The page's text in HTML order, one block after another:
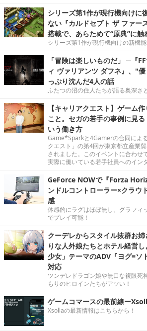
シリーズ第1作が現行機向けに
ない『カルドセプト ザ ファー
搭載で、あらためて“原典”に触
シリーズ第1作が現行機向けの新機
「冒険は楽しいものだ」 ─『
ィ ヴァリアンツ ダフネ』、"
っぷり沈んだ4人の話
ふたつの沼の住人たちが語る奥深さと
【キャリアクエスト】ゲーム
こと。セガの若手の事例に見
いう働き方
Game*Sparkと4Gamerの合同によ
クエスト」の第4回が東京都立産業
されました。このイベントに合わせ
実際に働いている若手社員へのイン
GeForce NOWで『Forza
ンドルコントローラー×クラウ
感
体感的にラグはほぼ無し。グラフィ
でプレイ可能！
クーデレからスタイル抜群お
りな人外娘たちとホテル経営
少女」テーマのADV『ヨグ=ソ
対応
ツンデレドラゴン娘や無口な複眼死
もりのヒロインたちがアツい！
ゲームコマースの最前線ー
Xsollaの最新情報はこちらから！